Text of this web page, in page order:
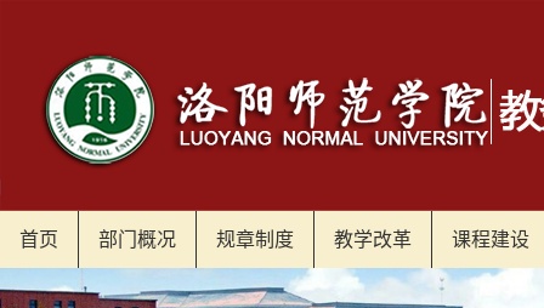
首页 部门概况 规章制度 教学改革 课程建设